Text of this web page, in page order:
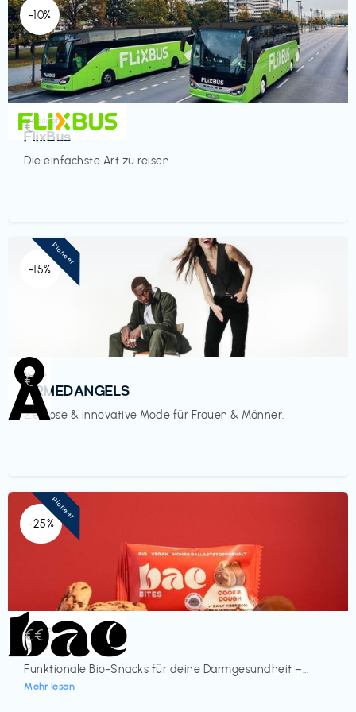
-10%
Mobilität
FlixBus
Die einfachste Art zu reisen
€‎
-15%
Mode
ARMEDANGELS
Zeitlose & innovative Mode für Frauen & Männer.
€‎
Pioneer
-25%
Lebensmittel
bae Treat
Funktionale Bio-Snacks für deine Darmgesundheit –...
Mehr lesen
€€‎
Pioneer